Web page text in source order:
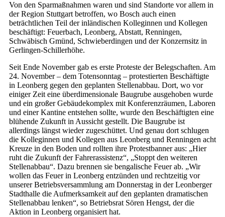
Von den Sparmaßnahmen waren und sind Standorte vor allem in
der Region Stuttgart betroffen, wo Bosch auch einen
beträchtlichen Teil der inländischen Kolleginnen und Kollegen
beschäftigt: Feuerbach, Leonberg, Abstatt, Renningen,
Schwäbisch Gmünd, Schwieberdingen und der Konzernsitz in
Gerlingen-Schillerhöhe.
Seit Ende November gab es erste Proteste der Belegschaften. Am
24. November – dem Totensonntag – protestierten Beschäftigte
in Leonberg gegen den geplanten Stellenabbau. Dort, wo vor
einiger Zeit eine überdimensionale Baugrube ausgehoben wurde
und ein großer Gebäudekomplex mit Konferenzräumen, Laboren
und einer Kantine entstehen sollte, wurde den Beschäftigten eine
blühende Zukunft in Aussicht gestellt. Die Baugrube ist
allerdings längst wieder zugeschüttet. Und genau dort schlugen
die Kolleginnen und Kollegen aus Leonberg und Renningen acht
Kreuze in den Boden und rollten ihre Protestbanner aus: „Hier
ruht die Zukunft der Fahrerassistenz“, „Stoppt den weiteren
Stellenabbau“. Dazu brennen sie bengalische Feuer ab. „Wir
wollen das Feuer in Leonberg entzünden und rechtzeitig vor
unserer Betriebsversammlung am Donnerstag in der Leonberger
Stadthalle die Aufmerksamkeit auf den geplanten dramatischen
Stellenabbau lenken“, so Betriebsrat Sören Hengst, der die
Aktion in Leonberg organisiert hat.